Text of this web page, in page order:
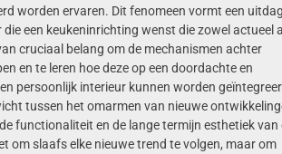
worden ervaren. Dit fenomeen vormt een
een keukeninrichting wenst die zowel actueel
cruciaal belang om de mechanismen achter
en te leren hoe deze op een doordachte en
persoonlijk interieur kunnen worden
tussen het omarmen van nieuwe
functionaliteit en de lange termijn esthetiek van
om slaafs elke nieuwe trend te volgen, maar om